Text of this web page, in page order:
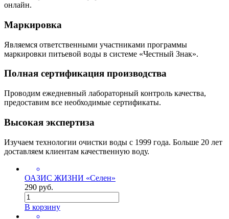
онлайн.
Маркировка
Являемся ответственными участниками программы
маркировки питьевой воды в системе «Честный Знак».
Полная сертификация производства
Проводим ежедневный лабораторный контроль качества,
предоставим все необходимые сертификаты.
Высокая экспертиза
Изучаем технологии очистки воды с 1999 года. Больше 20 лет
доставляем клиентам качественную воду.
ОАЗИС ЖИЗНИ «Селен»
290 руб.
В корзину